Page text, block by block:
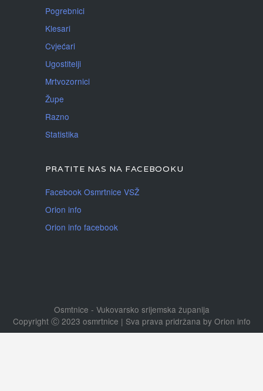
Pogrebnici
Klesari
Cvjećari
Ugostitelji
Mrtvozornici
Župe
Razno
Statistika
PRATITE NAS NA FACEBOOKU
Facebook Osmrtnice VSŽ
Orion info
Orion info facebook
Osmtnice - Vukovarsko srijemska županija
Copyright Ⓒ 2023 osmrtnice | Sva prava pridržana by Orion info